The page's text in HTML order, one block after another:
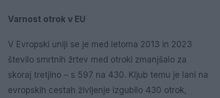
Varnost otrok v EU
V Evropski uniji se je med letoma 2013 in 2023
število smrtnih žrtev med otroki zmanjšalo za
skoraj tretjino – s 597 na 430. Kljub temu je lani na
evropskih cestah življenje izgubilo 430 otrok,